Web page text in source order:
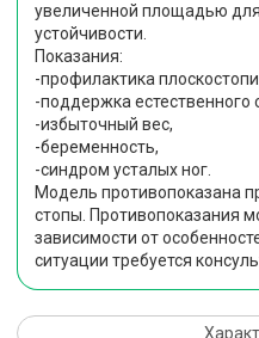
увеличенной площадью
устойчивости.
Показания:
-профилактика
-поддержка естественного
-избыточный вес,
-беременность,
-синдром усталых ног.
Модель противопоказана
стопы. Противопоказания
зависимости от
ситуации требуется